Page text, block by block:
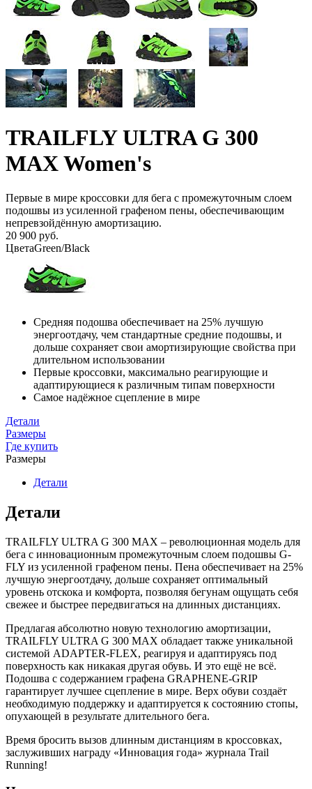
TRAILFLY ULTRA G 300
MAX Women's
Первые в мире кроссовки для бега с промежуточным слоем
подошвы из усиленной графеном пены, обеспечивающим
непревзойдённую амортизацию.
20 900 руб.
ЦветаGreen/Black
Средняя подошва обеспечивает на 25% лучшую
энергоотдачу, чем стандартные средние подошвы, и
дольше сохраняет свои амортизирующие свойства при
длительном использовании
Первые кроссовки, максимально реагирующие и
адаптирующиеся к различным типам поверхности
Самое надёжное сцепление в мире
Детали
Размеры
Где купить
Размеры
Детали
Детали
TRAILFLY ULTRA G 300 MAX – революционная модель для
бега с инновационным промежуточным слоем подошвы G-
FLY из усиленной графеном пены. Пена обеспечивает на 25%
лучшую энергоотдачу, дольше сохраняет оптимальный
уровень отскока и комфорта, позволяя бегунам ощущать себя
свежее и быстрее передвигаться на длинных дистанциях.
Предлагая абсолютно новую технологию амортизации,
TRAILFLY ULTRA G 300 MAX обладает также уникальной
системой ADAPTER-FLEX, реагируя и адаптируясь под
поверхность как никакая другая обувь. И это ещё не всё.
Подошва с содержанием графена GRAPHENE-GRIP
гарантирует лучшее сцепление в мире. Верх обуви создаёт
необходимую поддержку и адаптируется к состоянию стопы,
опухающей в результате длительного бега.
Время бросить вызов длинным дистанциям в кроссовках,
заслуживших награду «Инновация года» журнала Trail
Running!